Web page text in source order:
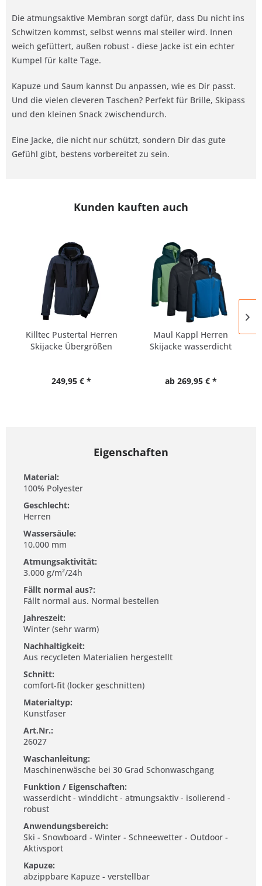
Die atmungsaktive Membran sorgt dafür, dass Du nicht ins
Schwitzen kommst, selbst wenns mal steiler wird. Innen
weich gefüttert, außen robust - diese Jacke ist ein echter
Kumpel für kalte Tage.
Kapuze und Saum kannst Du anpassen, wie es Dir passt.
Und die vielen cleveren Taschen? Perfekt für Brille, Skipass
und den kleinen Snack zwischendurch.
Eine Jacke, die nicht nur schützt, sondern Dir das gute
Gefühl gibt, bestens vorbereitet zu sein.
Kunden kauften auch
Killtec Pustertal Herren
Skijacke Übergrößen
249,95 € *
Maul Kappl Herren
Skijacke wasserdicht
ab 269,95 € *
Eigenschaften
Material:
100% Polyester
Geschlecht:
Herren
Wassersäule:
10.000 mm
Atmungsaktivität:
3.000 g/m²/24h
Fällt normal aus?:
Fällt normal aus. Normal bestellen
Jahreszeit:
Winter (sehr warm)
Nachhaltigkeit:
Aus recycleten Materialien hergestellt
Schnitt:
comfort-fit (locker geschnitten)
Materialtyp:
Kunstfaser
Art.Nr.:
26027
Waschanleitung:
Maschinenwäsche bei 30 Grad Schonwaschgang
Funktion / Eigenschaften:
wasserdicht - winddicht - atmungsaktiv - isolierend -
robust
Anwendungsbereich:
Ski - Snowboard - Winter - Schneewetter - Outdoor -
Aktivsport
Kapuze:
abzippbare Kapuze - verstellbar